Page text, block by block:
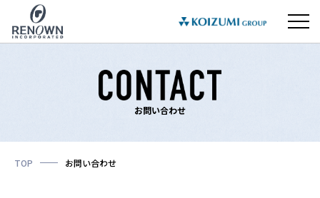
お問い合わせ
TOP お問い合わせ